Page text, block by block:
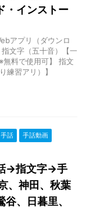
・インストー
アプリ（ダウンロ
文字（五十音）【一
無料で使用可】 指文
り練習アリ）】
話
手話動画
→指文字→手
、神田、秋葉
、日暮里、